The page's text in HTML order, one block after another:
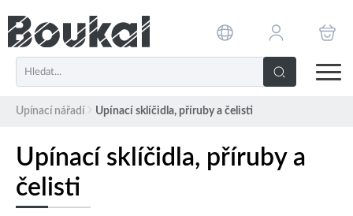
Upínací nářadí Upínací sklíčidla, příruby a čelisti
Upínací sklíčidla, příruby a
čelisti